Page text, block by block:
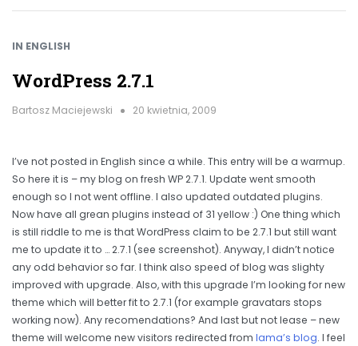
IN ENGLISH
WordPress 2.7.1
Bartosz Maciejewski 20 kwietnia, 2009
I’ve not posted in English since a while. This entry will be a warmup.
So here it is – my blog on fresh WP 2.7.1. Update went smooth
enough so I not went offline. I also updated outdated plugins.
Now have all grean plugins instead of 31 yellow :) One thing which
is still riddle to me is that WordPress claim to be 2.7.1 but still want
me to update it to … 2.7.1 (see screenshot). Anyway, I didn’t notice
any odd behavior so far. I think also speed of blog was slighty
improved with upgrade. Also, with this upgrade I’m looking for new
theme which will better fit to 2.7.1 (for example gravatars stops
working now). Any recomendations? And last but not lease – new
theme will welcome new visitors redirected from lama’s blog. I feel